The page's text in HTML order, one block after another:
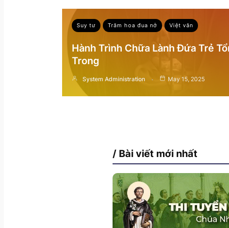
Suy tư Trăm hoa đua nở Việt văn
Hành Trình Chữa Lành Đứa Trẻ
Trong
System Administration May 15, 2025
/ Bài viết mới nhất